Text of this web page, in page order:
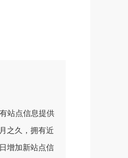
站点信息提供
之久，拥有近
增加新站点信